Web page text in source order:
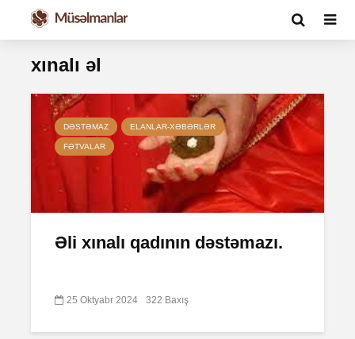
xınalı əl
DƏSTƏMAZ ELANLAR-XƏBƏRLƏR
FƏTVALAR
Əli xınalı qadının dəstəmazı.
25 Oktyabr 2024 322 Baxış